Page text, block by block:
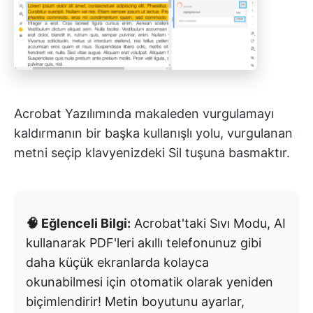
Acrobat Yazılımında makaleden vurgulamayı
kaldırmanın bir başka kullanışlı yolu, vurgulanan
metni seçip klavyenizdeki Sil tuşuna basmaktır.
🧠 Eğlenceli Bilgi: Acrobat'taki Sıvı Modu, AI
kullanarak PDF'leri akıllı telefonunuz gibi
daha küçük ekranlarda kolayca
okunabilmesi için otomatik olarak yeniden
biçimlendirir! Metin boyutunu ayarlar,